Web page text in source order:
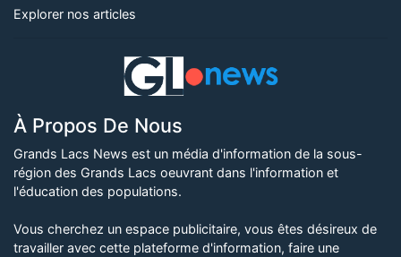
Explorer nos articles
À Propos De Nous
Grands Lacs News est un média d'information de la sous-
région des Grands Lacs oeuvrant dans l'information et
l'éducation des populations.
Vous cherchez un espace publicitaire, vous êtes désireux de
travailler avec cette plateforme d'information, faire une